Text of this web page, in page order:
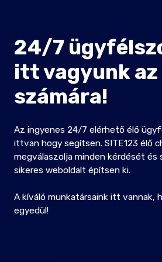
24/7
itt vagyunk az
számára!
Az ingyenes 24/7 elérhető élő
ittvan hogy segítsen. SITE123 élő
megválaszolja minden kérdését és
sikeres weboldalt építsen ki.
A kíváló munkatársaink itt vannak,
egyedül!